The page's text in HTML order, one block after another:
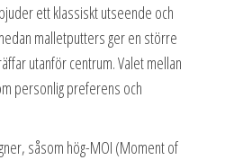
ett klassiskt utseende och
malletputters ger en större
utanför centrum. Valet mellan
personlig preferens och
såsom hög-MOI (Moment of